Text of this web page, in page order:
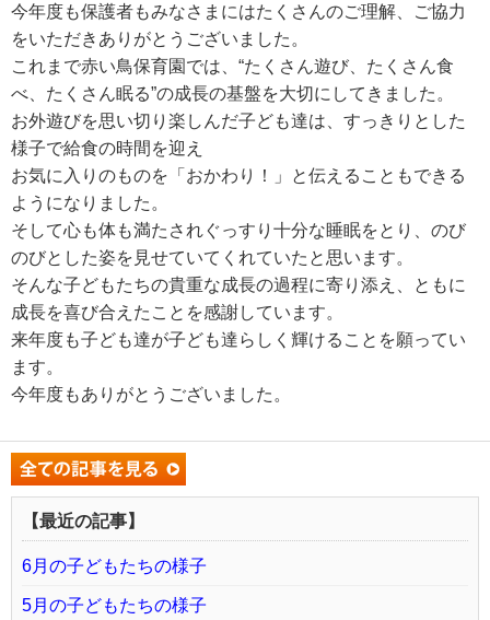
今年度も保護者もみなさまにはたくさんのご理解、ご協力
をいただきありがとうございました。
これまで赤い鳥保育園では、“たくさん遊び、たくさん食
べ、たくさん眠る”の成長の基盤を大切にしてきました。
お外遊びを思い切り楽しんだ子ども達は、すっきりとした
様子で給食の時間を迎え
お気に入りのものを「おかわり！」と伝えることもできる
ようになりました。
そして心も体も満たされぐっすり十分な睡眠をとり、のび
のびとした姿を見せていてくれていたと思います。
そんな子どもたちの貴重な成長の過程に寄り添え、ともに
成長を喜び合えたことを感謝しています。
来年度も子ども達が子ども達らしく輝けることを願ってい
ます。
今年度もありがとうございました。
【最近の記事】
6月の子どもたちの様子
5月の子どもたちの様子